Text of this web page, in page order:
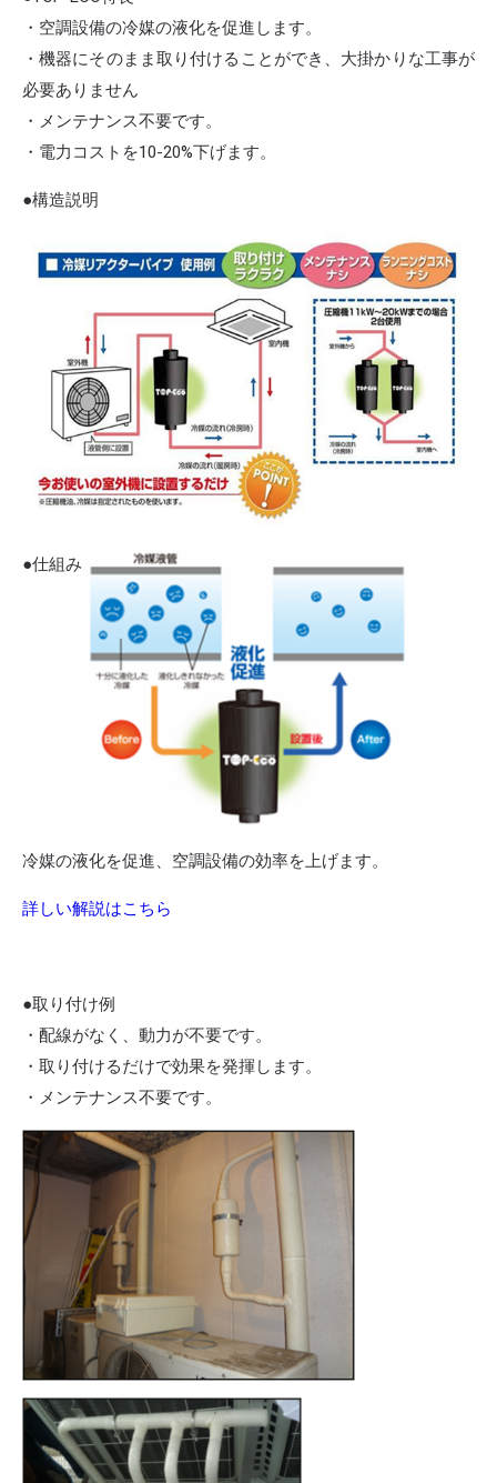
・空調設備の冷媒の液化を促進します。
・機器にそのまま取り付けることができ、大掛かりな工事が
必要ありません
・メンテナンス不要です。
・電力コストを10-20%下げます。
●構造説明
●仕組み
冷媒の液化を促進、空調設備の効率を上げます。
詳しい解説はこちら
●取り付け例
・配線がなく、動力が不要です。
・取り付けるだけで効果を発揮します。
・メンテナンス不要です。